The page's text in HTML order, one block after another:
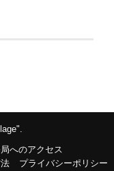
へのアクセス
プライバシーポリシー